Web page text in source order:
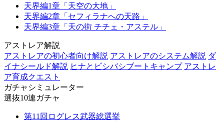
天界編1章「天空の大地」
天界編2章「セフィラナへの天路」
天界編3章「天の街 チチェ・アステル」
アストレア解説
アストレアの初心者向け解説 アストレアのシステム解説 ダ
イナシールド解説 ヒナとビシバシブートキャンプ アストレ
ア育成クエスト
ガチャシミュレーター
選抜10連ガチャ
第11回ログレス武器総選挙